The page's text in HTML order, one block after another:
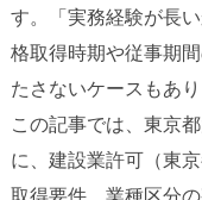
す。「実務経験が長
格取得時期や従事期
たさないケースもあり
この記事では、東京
に、建設業許可（東
取得要件、業種区分